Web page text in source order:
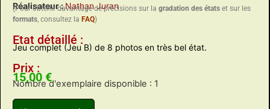
Réalisateur :Nathan Juran
(Pour obtenir davantage de précisions sur la gradation des états et sur les
formats, consultez la FAQ)
Etat détaillé :
Jeu complet (Jeu B) de 8 photos en très bel état.
Prix :
15,00 €
Nombre d'exemplaire disponible : 1